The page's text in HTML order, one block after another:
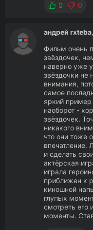
0 0
андрей rxteba,
Фильм очень
звёздочек,
наверно уже
звёздочки не
внимания,
самое
яркий
наоборот -
звёздочек.
никакого
что они тоже
и сделать
актёрская
играла
приближен к
киношной
глупых
смотреть его
моменты.